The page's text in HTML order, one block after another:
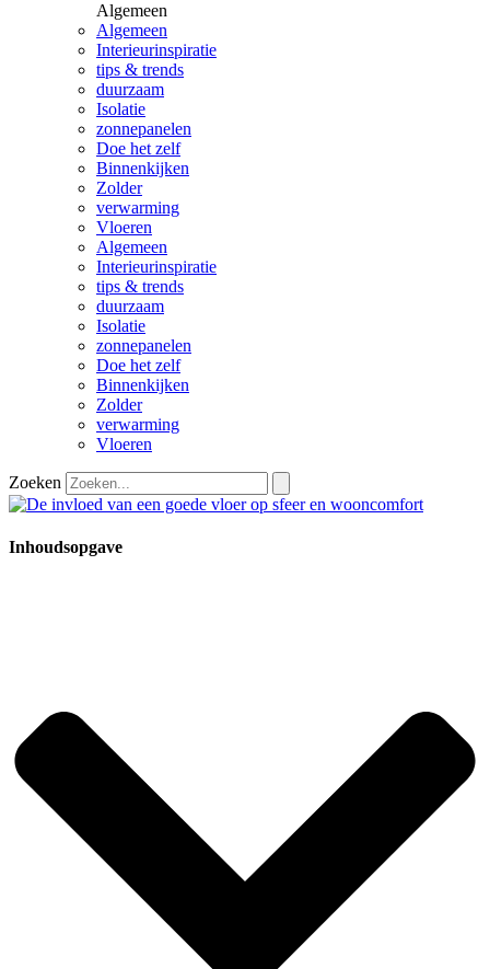
Algemeen
Algemeen
Interieurinspiratie
tips & trends
duurzaam
Isolatie
zonnepanelen
Doe het zelf
Binnenkijken
Zolder
verwarming
Vloeren
Algemeen
Interieurinspiratie
tips & trends
duurzaam
Isolatie
zonnepanelen
Doe het zelf
Binnenkijken
Zolder
verwarming
Vloeren
Zoeken
Inhoudsopgave